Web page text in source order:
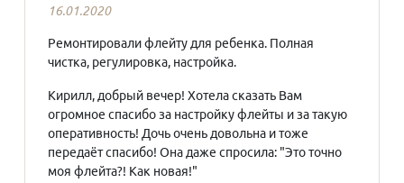
16.01.2020
Ремонтировали флейту для ребенка. Полная
чистка, регулировка, настройка.
Кирилл, добрый вечер! Хотела сказать Вам
огромное спасибо за настройку флейты и за такую
оперативность! Дочь очень довольна и тоже
передаёт спасибо! Она даже спросила: "Это точно
моя флейта?! Как новая!"